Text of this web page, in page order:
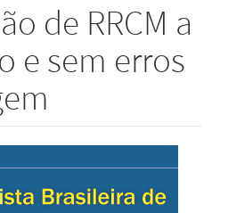
de RRCM a
e sem erros